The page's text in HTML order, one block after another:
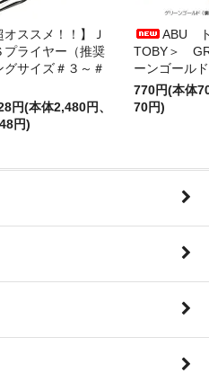
オススメ！！】Ｊ
プライヤー（推奨
グサイズ＃３～＃
円(本体2,480円、
円)
ABU
TOBY＞
ーンゴールド
770円(本体
70円)